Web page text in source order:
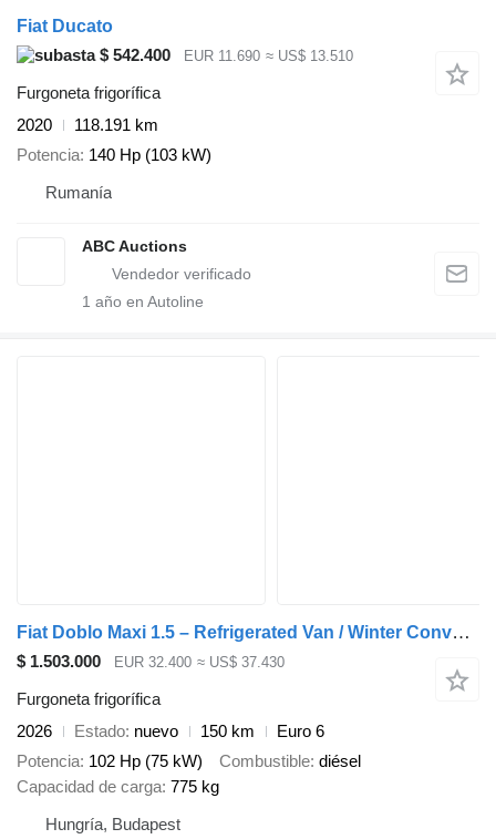
Fiat Ducato
$ 542.400
EUR 11.690 ≈ US$ 13.510
Furgoneta frigorífica
2020
118.191 km
Potencia 140 Hp (103 kW)
Rumanía
ABC Auctions
1 año en Autoline
Fiat Doblo Maxi 1.5 – Refrigerated Van / Winter Conversion Entegra80
$ 1.503.000 EUR 32.400 ≈ US$ 37.430
Furgoneta frigorífica
2026
Estado nuevo 150 km
Euro 6
Potencia 102 Hp (75 kW) Combustible diésel
Capacidad de carga 775 kg
Hungría, Budapest